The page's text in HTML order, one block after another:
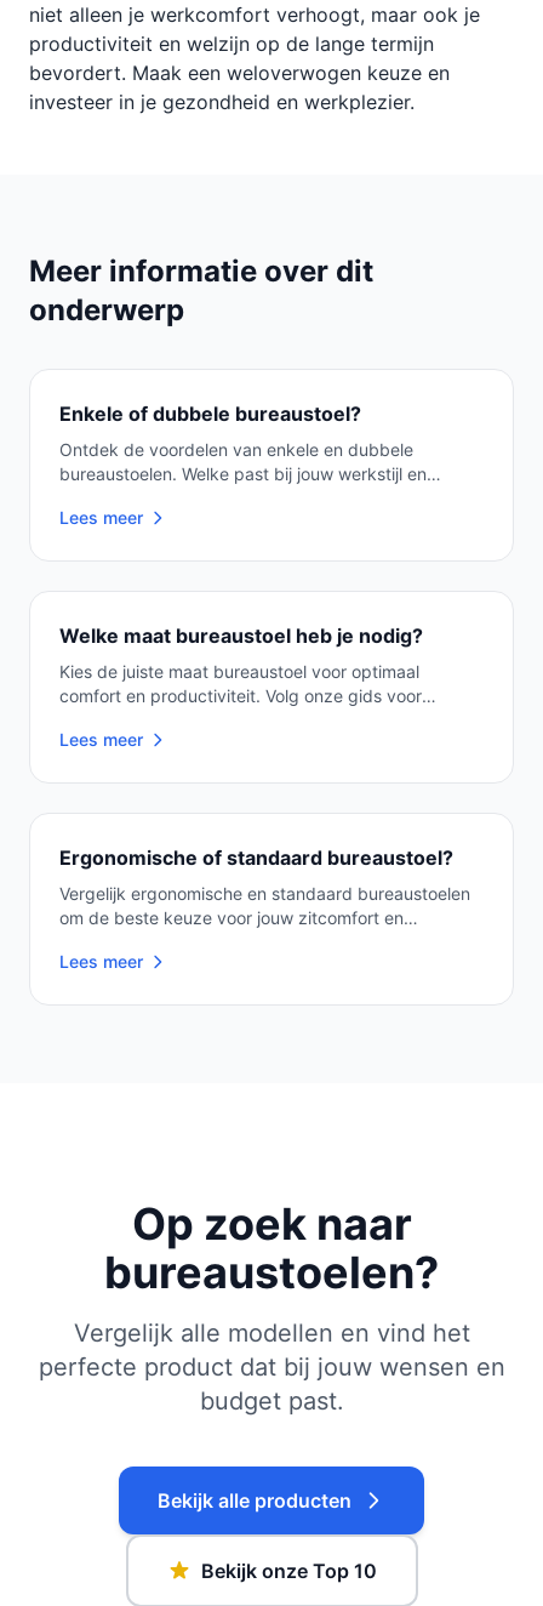
niet alleen je werkcomfort verhoogt, maar ook je
productiviteit en welzijn op de lange termijn
bevordert. Maak een weloverwogen keuze en
investeer in je gezondheid en werkplezier.
Meer informatie over dit
onderwerp
Enkele of dubbele bureaustoel?
Ontdek de voordelen van enkele en dubbele
bureaustoelen. Welke past bij jouw werkstijl en
Lees meer
Welke maat bureaustoel heb je nodig?
Kies de juiste maat bureaustoel voor optimaal
comfort en productiviteit. Volg onze gids voor
Lees meer
Ergonomische of standaard bureaustoel?
Vergelijk ergonomische en standaard bureaustoelen
om de beste keuze voor jouw zitcomfort en
Lees meer
Op zoek naar
bureaustoelen?
Vergelijk alle modellen en vind het
perfecte product dat bij jouw wensen en
budget past.
Bekijk alle producten
Bekijk onze Top 10